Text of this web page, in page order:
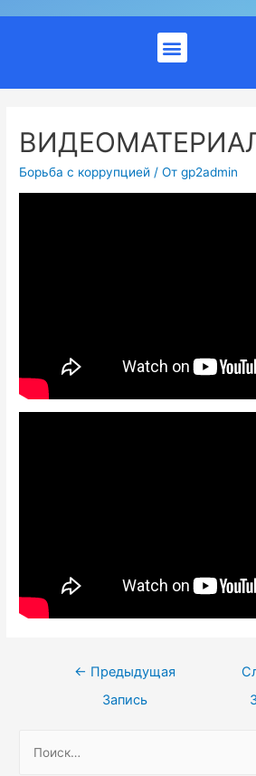
Борьба с коррупцией / От gp2admin
← Предыдущая
Запись